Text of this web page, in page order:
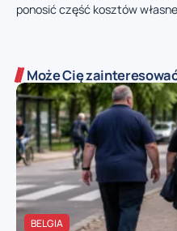
ponosić część kosztów
Może Cię
BELGIA